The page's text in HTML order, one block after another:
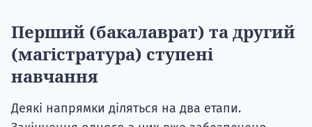
Перший (бакалаврат) та другий
(магістратура) ступені
навчання
Деякі напрямки діляться на два етапи.